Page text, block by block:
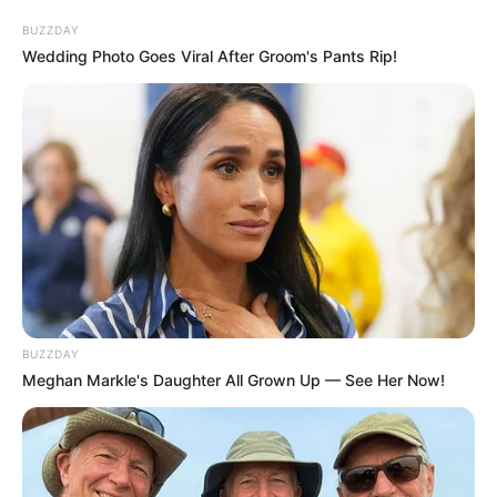
Base prono PMU du Quinté ou Couplé
gagnant du jour dans le PRIX DU PALAIS
BOURBON
La base prono du Quinté est établie avec notre logiciel qui
est 100% gratuit. Soit les 3 principaux favoris du Quinté
PMU du jour qui pourront vous permettre de faire ces
différents jeux:
(liste de paris allant du plus risqué au prono plus soft.)
Un Tiercé.
Le couplé (jumelé) gagnant et/ou placé en combiné 3
Un 2sur4 en combiné 3Cv.
De 1 à 3 jeux simples Gagnants et/ou placés.
BUZZDAY
Wedding Photo Goes Viral After Groom's Pants Rip!
BUZZDAY
Meghan Markle's Daughter All Grown Up — See Her Now!